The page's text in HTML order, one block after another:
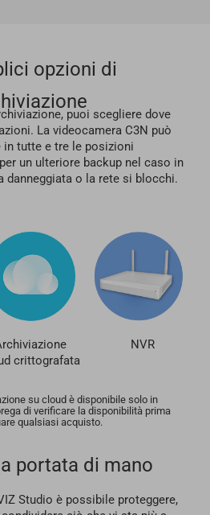
puoi scegliere dove
La videocamera C3N può
in tutte e tre le posizioni
un ulteriore backup nel caso in
danneggiata o la rete si blocchi.
opzioni di
crittografata
NVR
su cloud è disponibile solo in
di verificare la disponibilità prima
qualsiasi acquisto.
portata di mano
Studio è possibile proteggere,